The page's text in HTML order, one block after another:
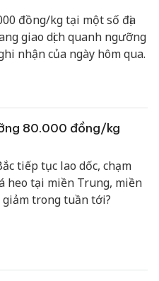
đồng/kg tại một số địa
giao dịch quanh ngưỡng
nhận của ngày hôm qua.
80.000 đồng/kg
tiếp tục lao dốc, chạm
heo tại miền Trung, miền
trong tuần tới?